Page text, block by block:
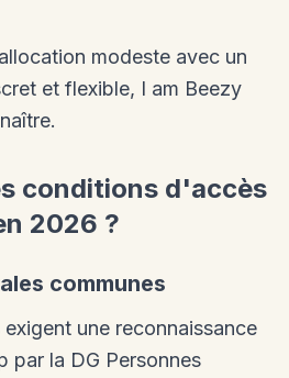
modeste avec un
et flexible, I am Beezy
conditions d'accès
2026 ?
communes
une reconnaissance
par la DG Personnes